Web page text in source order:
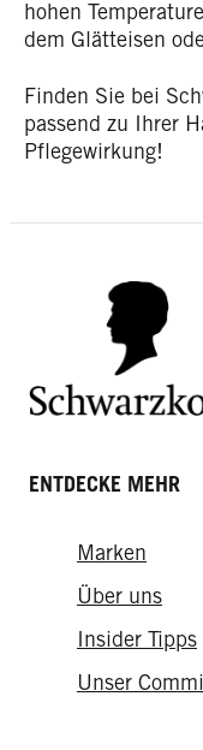
hohen
dem Glätteisen
Finden Sie bei
passend zu Ihrer
Pflegewirkung!
ENTDECKE MEHR
Marken
Über uns
Insider Tipps
Unser